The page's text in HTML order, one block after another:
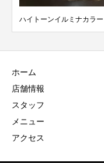
ーンイルミナカラー
ホーム
店舗情報
スタッフ
メニュー
アクセス